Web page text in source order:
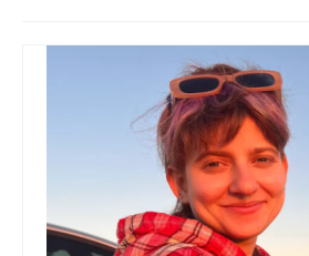
CRUCERO
Quedate con nosotras
Idioma: